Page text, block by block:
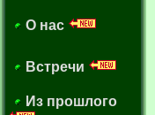
О нас
Встречи
Из прошлого